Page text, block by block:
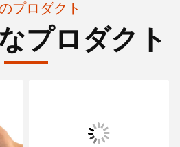
プロダクト
プロダクト